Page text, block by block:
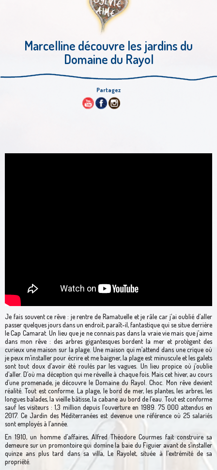
Marcelline découvre les jardins du
Domaine du Rayol
Partagez
Je fais souvent ce rêve : je rentre de Ramatuelle et je râle car j’ai oublié d’aller
passer quelques jours dans un endroit, paraît-il, fantastique qui se situe derrière
le Cap Camarat. Un lieu que je ne connais pas dans la vraie vie mais que j’aime
dans mon rêve : des arbres gigantesques bordent la mer et protègent des
curieux une maison sur la plage. Une maison qui m’attend dans une crique où
je peux m’installer pour écrire et me baigner, la plage est minuscule et les galets
sont tout doux d’avoir été roulés par les vagues. Un lieu propice où j’oublie
d’aller. D’où ma déception qui me réveille à chaque fois. Mais cet hiver, au cours
d’une promenade, je découvre le Domaine du Rayol. Choc. Mon rêve devient
réalité. Tout est conforme. La plage, le bord de mer, les plantes, les arbres, les
longues balades, la vieille bâtisse, la cabane au bord de l’eau. Tout est conforme
sauf les visiteurs : 1,3 million depuis l’ouverture en 1989. 75 000 attendus en
2017. Ce Jardin des Méditerranées est devenue une référence où 25 salariés
sont employés à l’année.
En 1910, un homme d’affaires, Alfred Théodore Courmes fait construire sa
demeure sur un promontoire qui domine la baie du Figuier avant de s’installer
quinze ans plus tard dans sa villa, Le Rayolet, située à l’extrémité de sa
propriété.